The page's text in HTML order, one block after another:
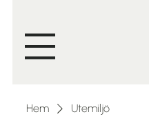
Hem Utemiljö